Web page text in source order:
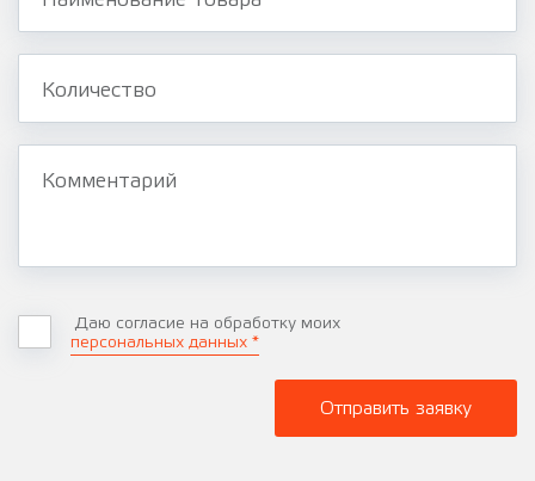
Количество
Комментарий
Даю согласие на обработку моих
персональных данных *
Отправить заявку